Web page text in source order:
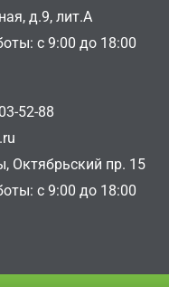
д.9, лит.А
с 9:00 до 18:00
52-88
Октябрьский пр. 15
с 9:00 до 18:00